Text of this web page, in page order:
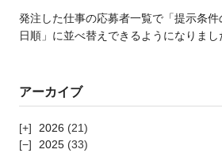
発注した仕事の応募者一覧で「提示条
日順」に並べ替えできるようになりまし
アーカイブ
2026 (21)
2025 (33)